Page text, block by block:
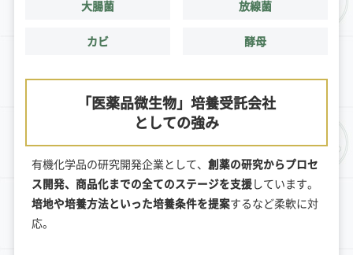
大腸菌 放線菌
カビ 酵母
「医薬品微生物」培養受託会社
としての強み
有機化学品の研究開発企業として、 創薬の研究からプロセ
ス開発、商品化までの全てのステージを支援しています。
培地や培養方法といった培養条件を提案するなど柔軟に対
応。